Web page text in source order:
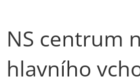
NS centrum
hlavního